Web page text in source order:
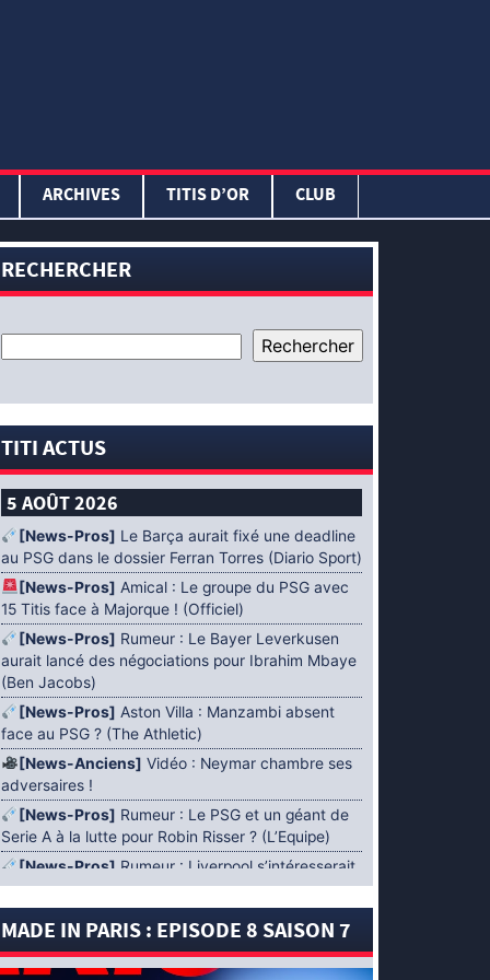
ARCHIVES TITIS D’OR CLUB
RECHERCHER
TITI ACTUS
5 AOÛT 2026
[News-Pros] Le Barça aurait fixé une deadline
au PSG dans le dossier Ferran Torres (Diario Sport)
[News-Pros] Amical : Le groupe du PSG avec
15 Titis face à Majorque ! (Officiel)
[News-Pros] Rumeur : Le Bayer Leverkusen
aurait lancé des négociations pour Ibrahim Mbaye
(Ben Jacobs)
[News-Pros] Aston Villa : Manzambi absent
face au PSG ? (The Athletic)
[News-Anciens] Vidéo : Neymar chambre ses
adversaires !
[News-Pros] Rumeur : Le PSG et un géant de
Serie A à la lutte pour Robin Risser ? (L’Equipe)
[News-Pros] Rumeur : Liverpool s’intéresserait
à Ibrahim Mbaye en plus de Bradley Barcola
(Fabrizio Romano)
[News-Pros]Rumeur : Accord contractuel
trouvé entre le PSG et Mika Godts (Fabrizio
MADE IN PARIS : EPISODE 8 SAISON 7